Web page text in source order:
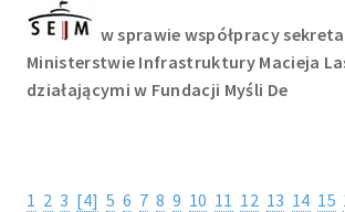
w sprawie współpracy
Ministerstwie Infrastruktury Macieja
działającymi w Fundacji Myśli De
1 2 3 [4] 5 6 7 8 9 10 11 12 13 14 15